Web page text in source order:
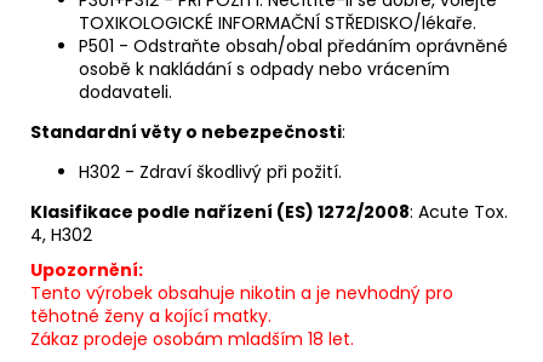
TOXIKOLOGICKÉ INFORMAČNÍ STŘEDISKO/lékaře.
P501 - Odstraňte obsah/obal předáním oprávněné
osobě k nakládání s odpady nebo vrácením
dodavateli.
Standardní věty o nebezpečnosti:
H302 - Zdraví škodlivý při požití.
Klasifikace podle nařízení (ES) 1272/2008: Acute Tox.
4, H302
Upozornění:
Tento výrobek obsahuje nikotin a je nevhodný pro
těhotné ženy a kojící matky.
Zákaz prodeje osobám mladším 18 let.